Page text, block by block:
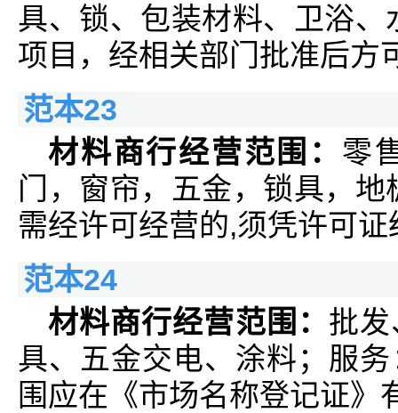
具、锁、包装材料、卫浴
项目，经相关部门批准后方
范本23
材料商行经营范围： 零
门，窗帘，五金，锁具，
需经许可经营的,须凭许可证
范本24
材料商行经营范围： 批
具、五金交电、涂料；服
围应在《市场名称登记证》